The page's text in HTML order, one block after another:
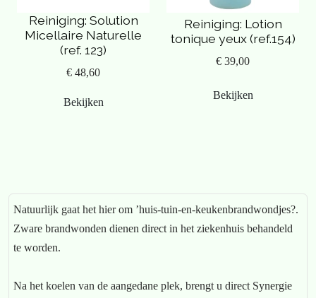
Reiniging: Solution
Micellaire Naturelle
(ref. 123)
€ 48,60
Bekijken
Reiniging: Lotion
tonique yeux (ref.154)
€ 39,00
Bekijken
Natuurlijk gaat het hier om ’huis-tuin-en-keukenbrandwondjes?.
Zware brandwonden dienen direct in het ziekenhuis behandeld
te worden.
Na het koelen van de aangedane plek, brengt u direct Synergie